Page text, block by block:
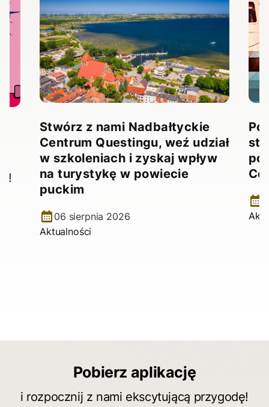
Stwórz z nami Nadbałtyckie
Centrum Questingu, weź udział
w szkoleniach i zyskaj wpływ
na turystykę w powiecie
puckim
06 sierpnia 2026
Aktualności
Pobierz aplikację
i rozpocznij z nami ekscytującą przygodę!